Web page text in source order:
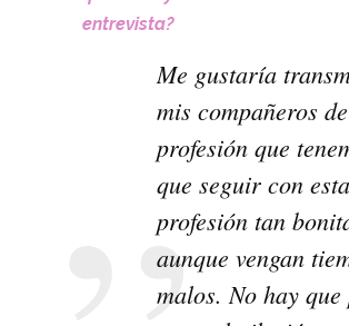
entrevista?
Me gustaría
mis compañeros de
profesión que
que seguir con esta
profesión tan
aunque vengan
malos. No hay